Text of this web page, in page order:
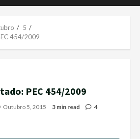
5
454/2009
PEC 454/2009
Outubro 5, 2015 3 min read 4